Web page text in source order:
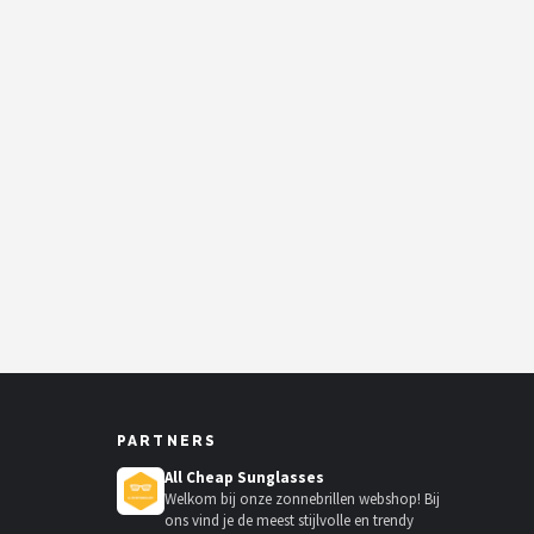
PARTNERS
All Cheap Sunglasses
Welkom bij onze zonnebrillen webshop! Bij
ons vind je de meest stijlvolle en trendy